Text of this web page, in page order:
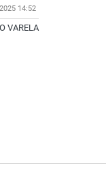
14:52
VARELA